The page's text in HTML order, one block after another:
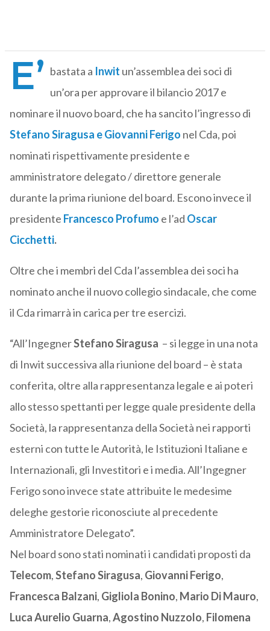
E’ bastata a Inwit un’assemblea dei soci di
un’ora per approvare il bilancio 2017 e
nominare il nuovo board, che ha sancito l’ingresso di
Stefano Siragusa e Giovanni Ferigo nel Cda, poi
nominati rispettivamente presidente e
amministratore delegato / direttore generale
durante la prima riunione del board. Escono invece il
presidente Francesco Profumo e l’ad Oscar
Cicchetti.
Oltre che i membri del Cda l’assemblea dei soci ha
nominato anche il nuovo collegio sindacale, che come
il Cda rimarrà in carica per tre esercizi.
“All’IngegnerStefano Siragusa – si legge in una nota
di Inwit successiva alla riunione del board – è stata
conferita, oltre alla rappresentanza legale e ai poteri
allo stesso spettanti per legge quale presidente della
Società, la rappresentanza della Società nei rapporti
esterni con tutte le Autorità, le Istituzioni Italiane e
Internazionali, gli Investitori e i media. All’Ingegner
Ferigo sono invece state attribuite le medesime
deleghe gestorie riconosciute al precedente
Amministratore Delegato”.
Nel board sono stati nominati i candidati proposti da
Telecom,Stefano Siragusa, Giovanni Ferigo,
Francesca Balzani, Gigliola Bonino, Mario Di Mauro,
Luca Aurelio Guarna,Agostino Nuzzolo, Filomena